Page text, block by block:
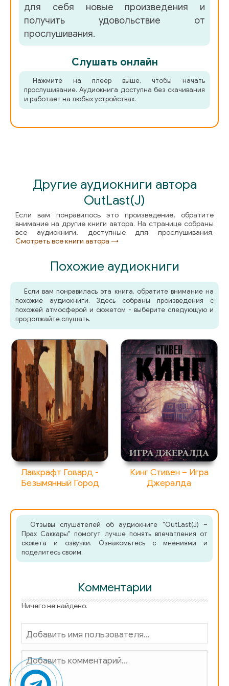
для себя новые произведения и
получить удовольствие от
прослушивания.
Слушать онлайн
Нажмите на плеер выше, чтобы начать
прослушивание. Аудиокнига доступна без скачивания
и работает на любых устройствах.
Другие аудиокниги автора
OutLast(J)
Если вам понравилось это произведение, обратите
внимание на другие книги автора. На странице собраны
все аудиокниги, доступные для прослушивания.
Смотреть все книги автора →
Похожие аудиокниги
Если вам понравилась эта книга, обратите внимание на
похожие аудиокниги. Здесь собраны произведения с
похожей атмосферой и сюжетом - выберите следующую и
продолжайте слушать.
Лавкрафт Говард -
Безымянный Город
Кинг Стивен – Игра
Джералда
Отзывы слушателей об аудиокниге "OutLast(J) –
Прах Саккары" помогут лучше понять впечатления от
сюжета и озвучки. Ознакомьтесь с мнениями и
поделитесь своим.
Комментарии
Ничего не найдено.